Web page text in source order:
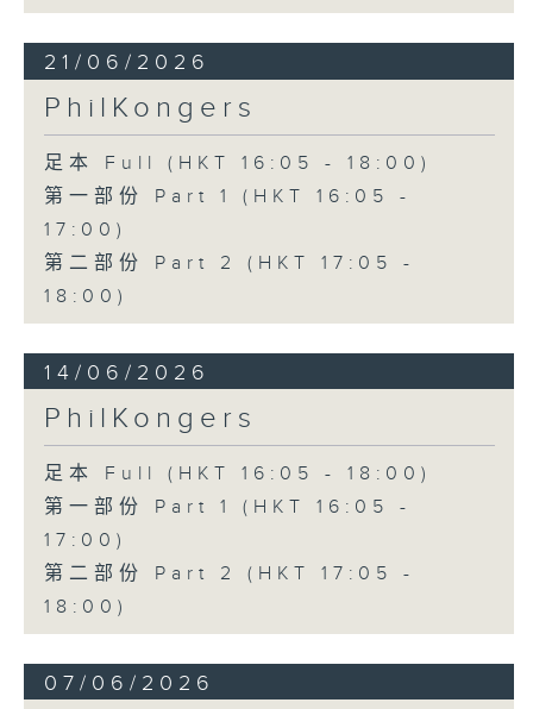
21/06/2026
PhilKongers
足本 Full (HKT 16:05 - 18:00)
第一部份 Part 1 (HKT 16:05 -
17:00)
第二部份 Part 2 (HKT 17:05 -
18:00)
14/06/2026
PhilKongers
足本 Full (HKT 16:05 - 18:00)
第一部份 Part 1 (HKT 16:05 -
17:00)
第二部份 Part 2 (HKT 17:05 -
18:00)
07/06/2026